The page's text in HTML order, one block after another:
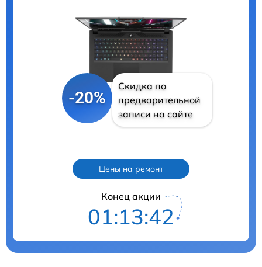
-20%
Скидка по
предварительной
записи на сайте
Цены на ремонт
Конец акции
01:13:41